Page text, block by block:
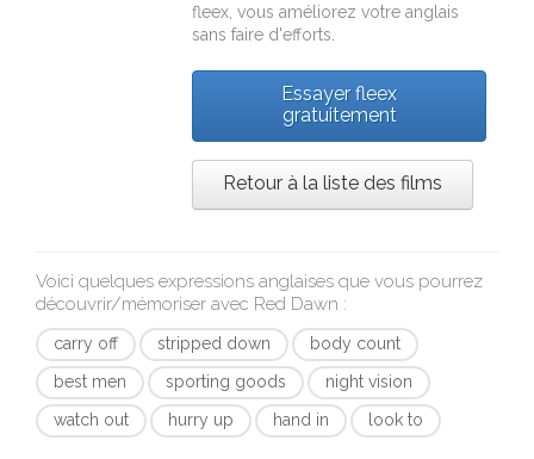
fleex , vous améliorez votre anglais
sans faire d'efforts.
Essayer fleex
gratuitement
Retour à la liste des films
Voici quelques expressions anglaises que vous pourrez
découvrir/mémoriser avec Red Dawn :
carry off stripped down
body count
best men
sporting goods
night vision
watch out
hurry up hand in look to